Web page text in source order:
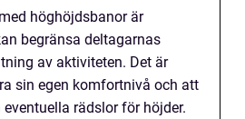
höghöjdsbanor är
begränsa deltagarnas
av aktiviteten. Det är
sin egen komfortnivå och att
rädslor för höjder.